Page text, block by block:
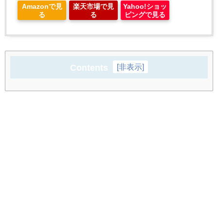
Amazonで見
る
楽天市場で見
る
Yahoo!ショッ
ピングで見る
Contents [非表示]